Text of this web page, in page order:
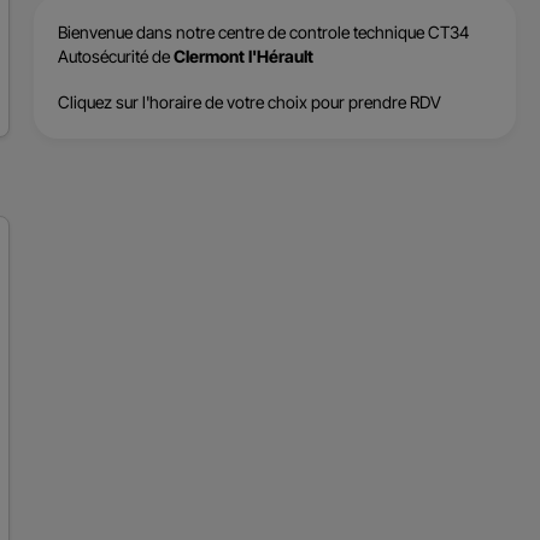
Bienvenue dans notre centre decontrole technique CT34
AutosécuritédeClermont l'Hérault
Cliquez sur l'horaire de votre choix pour prendre RDV